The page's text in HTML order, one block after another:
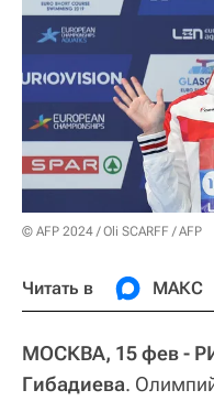
© AFP 2024 / Oli SCARFF / AFP
Читать в МАКС
МОСКВА, 15 фев -
Гибадиева.